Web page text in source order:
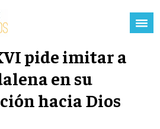
pide imitar a
en su
hacia Dios